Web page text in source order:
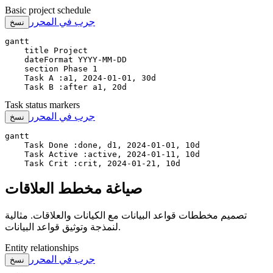
Basic project schedule
نسخ جرب في المحرر
gantt
    title Project
    dateFormat YYYY-MM-DD
    section Phase 1
    Task A :a1, 2024-01-01, 30d
    Task B :after a1, 20d
Task status markers
نسخ جرب في المحرر
gantt
    Task Done :done, d1, 2024-01-01, 10d
    Task Active :active, 2024-01-11, 10d
    Task Crit :crit, 2024-01-21, 10d
صياغة مخطط العلاقات
تصميم مخططات قواعد البيانات مع الكيانات والعلاقات. مثالية
لنمذجة وتوثيق قواعد البيانات.
Entity relationships
نسخ جرب في المحرر